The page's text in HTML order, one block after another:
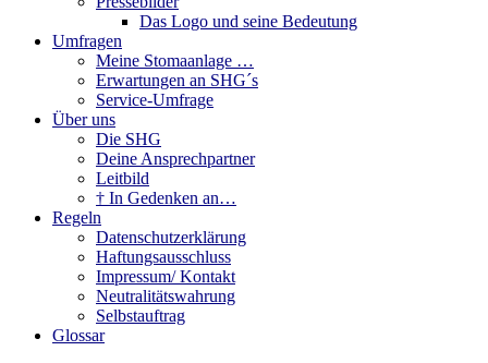
Das Logo und seine Bedeutung
Umfragen
Meine Stomaanlage …
Erwartungen an SHG´s
Service-Umfrage
Über uns
Die SHG
Deine Ansprechpartner
Leitbild
† In Gedenken an…
Regeln
Datenschutzerklärung
Haftungsausschluss
Impressum/ Kontakt
Neutralitätswahrung
Selbstauftrag
Glossar